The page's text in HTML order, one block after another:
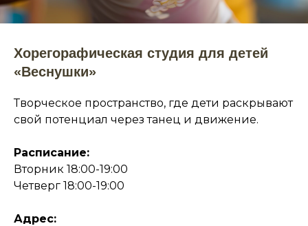
Хорегорафическая студия для детей
«Веснушки»
Творческое пространство, где дети раскрывают
свой потенциал через танец и движение.
Расписание:
Вторник 18:00-19:00
Четверг 18:00-19:00
Адрес: